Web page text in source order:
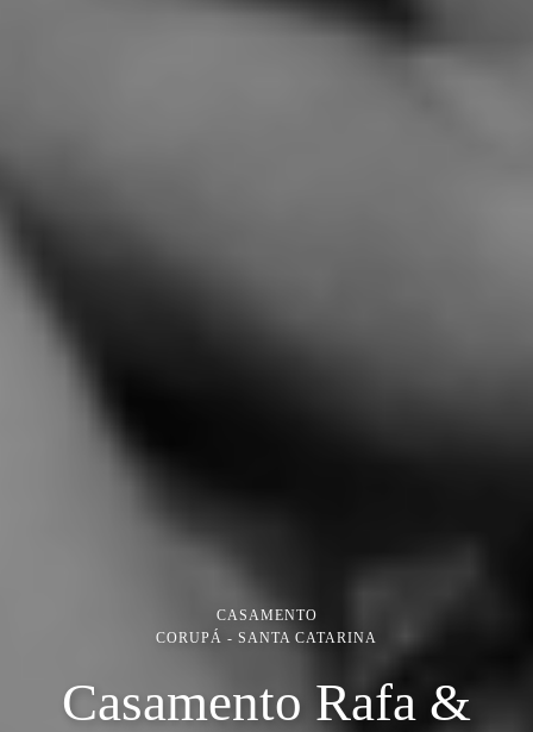
CASAMENTO
CORUPÁ - SANTA CATARINA
Casamento Rafa &